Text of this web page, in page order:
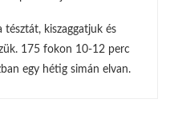
kiszaggatjuk és
175 fokon 10-12 perc
egy hétig simán elvan.